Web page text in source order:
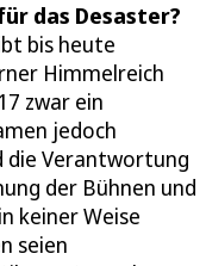
das Desaster?
bis heute
Himmelreich
zwar ein
jedoch
die Verantwortung
der Bühnen und
keiner Weise
seien